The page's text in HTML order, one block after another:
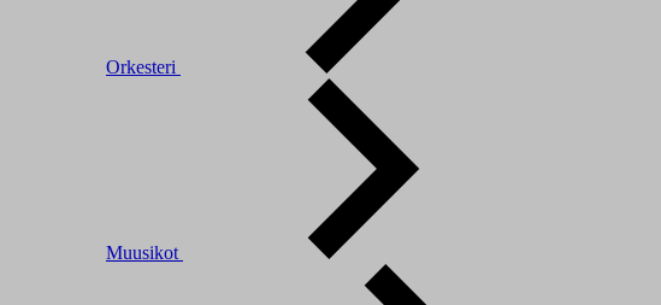
Orkesteri
Muusikot